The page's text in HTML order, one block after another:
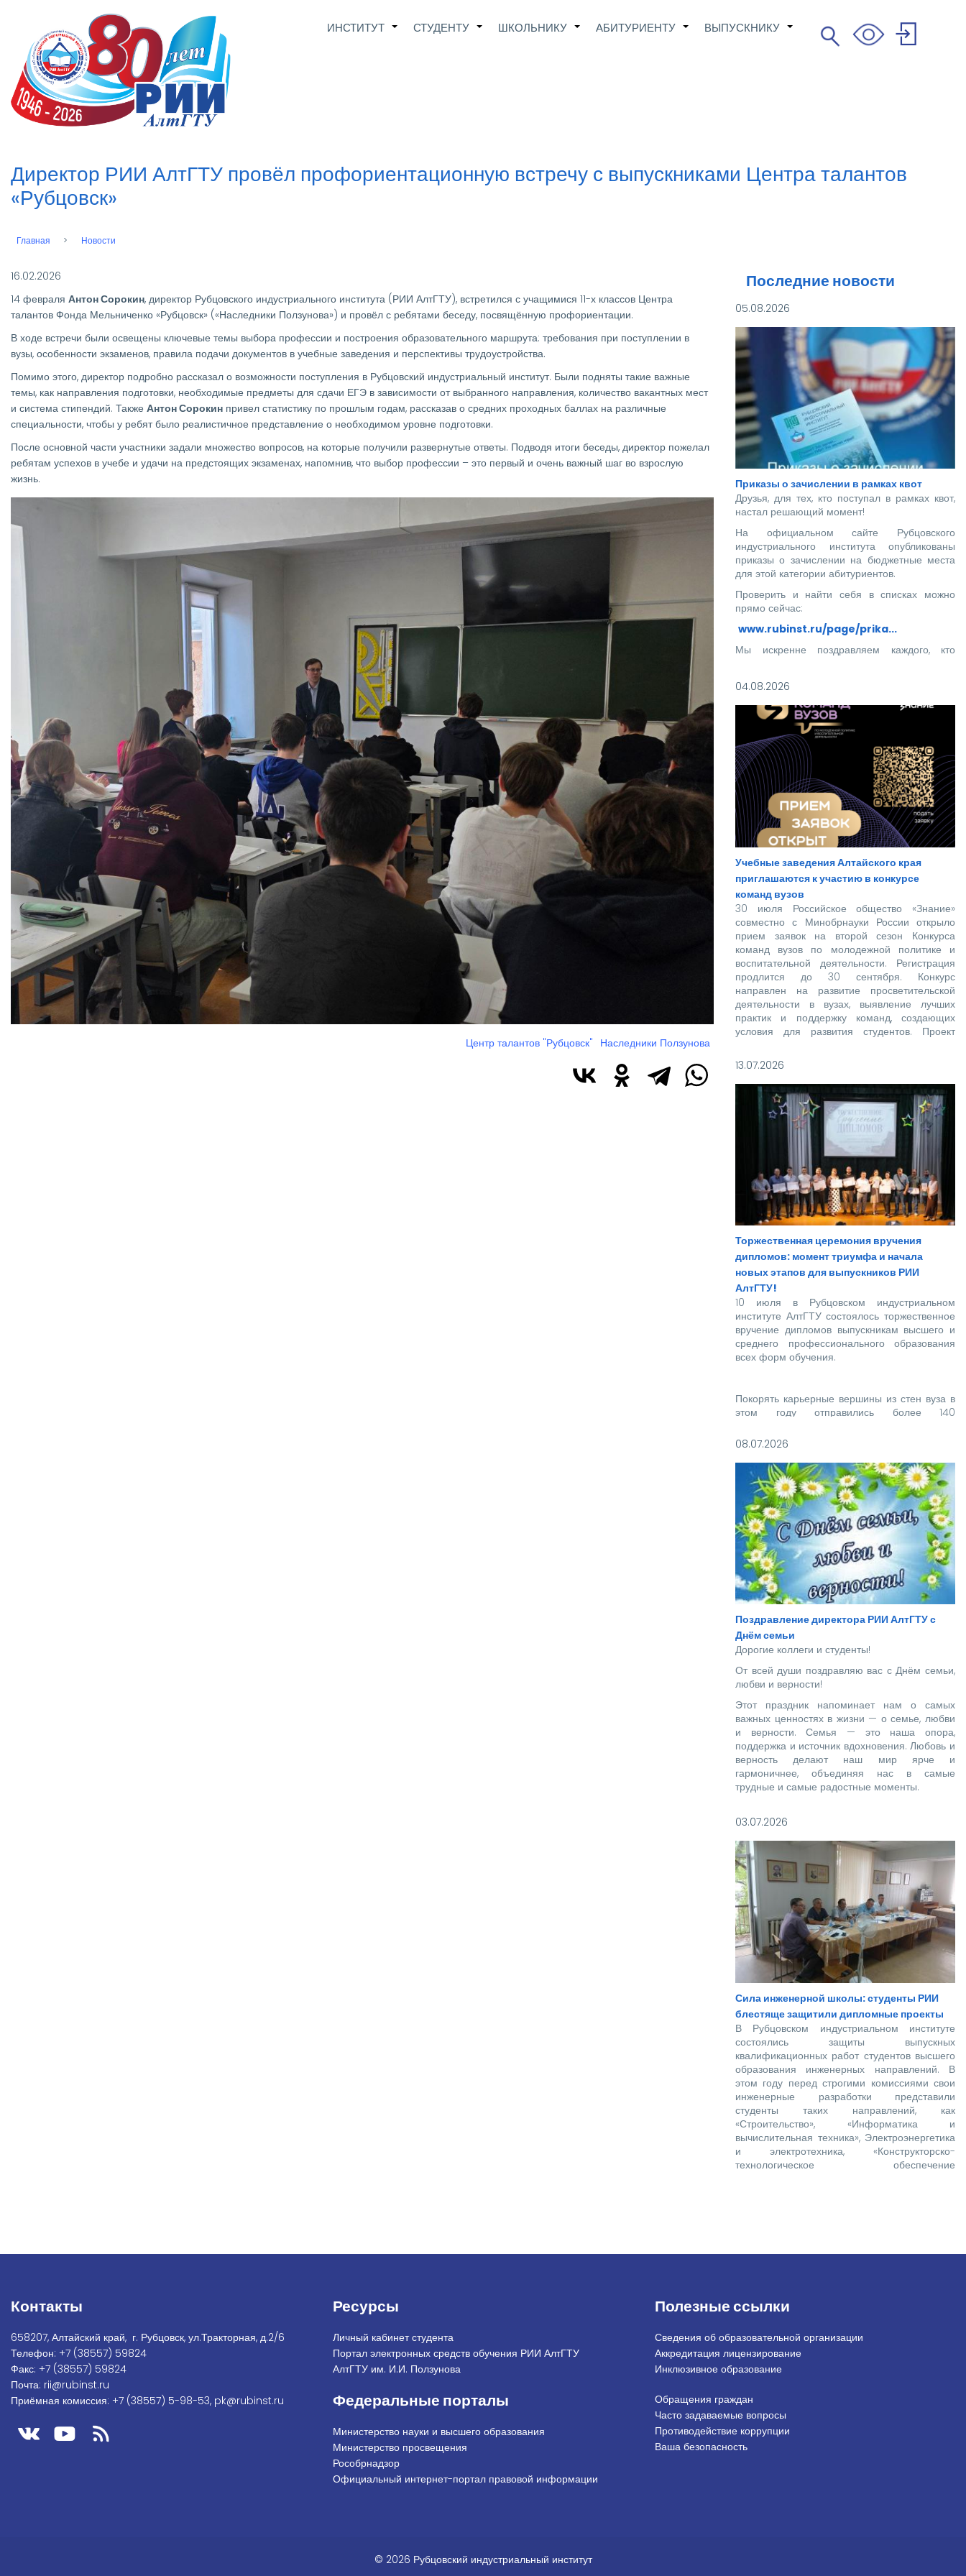
основному
содержанию
Main
+
ИНСТИТУТ +
СТУДЕНТУ +
ШКОЛЬНИКУ +
АБИТУРИЕНТУ +
ВЫПУСКНИКУ Search
Поиск
User
Директор РИИ АлтГТУ провёл профориентационную встречу с выпускниками Центра талантов
«Рубцовск»
Строка
Главная Новости
16.02.2026
14 февраля Антон Сорокин, директор Рубцовского индустриального института (РИИ АлтГТУ), встретился с учащимися 11-х классов Центра
талантов Фонда Мельниченко «Рубцовск» («Наследники Ползунова») и провёл с ребятами беседу, посвящённую профориентации.
В ходе встречи были освещены ключевые темы выбора профессии и построения образовательного маршрута: требования при поступлении в
вузы, особенности экзаменов, правила подачи документов в учебные заведения и перспективы трудоустройства.
Помимо этого, директор подробно рассказал о возможности поступления в Рубцовский индустриальный институт. Были подняты такие важные
темы, как направления подготовки, необходимые предметы для сдачи ЕГЭ в зависимости от выбранного направления, количество вакантных мест
и система стипендий. Также Антон Сорокин привел статистику по прошлым годам, рассказав о средних проходных баллах на различные
специальности, чтобы у ребят было реалистичное представление о необходимом уровне подготовки.
После основной части участники задали множество вопросов, на которые получили развернутые ответы. Подводя итоги беседы, директор пожелал
ребятам успехов в учебе и удачи на предстоящих экзаменах, напомнив, что выбор профессии – это первый и очень важный шаг во взрослую
жизнь.
Изображение
Центр талантов "Рубцовск" Наследники Ползунова
Последние новости
05.08.2026
Приказы о зачислении в рамках квот
Друзья, для тех, кто поступал в рамках квот,
настал решающий момент!
На официальном сайте Рубцовского
индустриального института опубликованы
приказы о зачислении на бюджетные места
для этой категории абитуриентов.
Проверить и найти себя в списках можно
прямо сейчас:
www.rubinst.ru/page/prika...
Мы искренне поздравляем каждого, кто
04.08.2026
Учебные заведения Алтайского края
приглашаются к участию в конкурсе
команд вузов
30 июля Российское общество «Знание»
совместно с Минобрнауки России открыло
прием заявок на второй сезон Конкурса
команд вузов по молодежной политике и
воспитательной деятельности. Регистрация
продлится до 30 сентября. Конкурс
направлен на развитие просветительской
деятельности в вузах, выявление лучших
практик и поддержку команд, создающих
условия для развития студентов. Проект
рамках национального проекта «Молодежь и
дети».
13.07.2026
Торжественная церемония вручения
дипломов: момент триумфа и начала
новых этапов для выпускников РИИ
АлтГТУ!
10 июля в Рубцовском индустриальном
институте АлтГТУ состоялось торжественное
вручение дипломов выпускникам высшего и
среднего профессионального образования
всех форм обучения.
Покорять карьерные вершины из стен вуза в
этом году отправились более 140
специалистов, которым предстоит стать
великой страны.
08.07.2026
Поздравление директора РИИ АлтГТУ с
Днём семьи
Дорогие коллеги и студенты!
От всей души поздравляю вас с Днём семьи,
любви и верности!
Этот праздник напоминает нам о самых
важных ценностях в жизни — о семье, любви
и верности. Семья — это наша опора,
поддержка и источник вдохновения. Любовь и
верность делают наш мир ярче и
гармоничнее, объединяя нас в самые
трудные и самые радостные моменты.
03.07.2026
Сила инженерной школы: студенты РИИ
блестяще защитили дипломные проекты
В Рубцовском индустриальном институте
состоялись защиты выпускных
квалификационных работ студентов высшего
образования инженерных направлений. В
этом году перед строгими комиссиями свои
инженерные разработки представили
студенты таких направлений, как
«Строительство», «Информатика и
вычислительная техника», Электроэнергетика
и электротехника, «Конструкторско-
технологическое обеспечение
Контакты
658207, Алтайский край, г. Рубцовск, ул.Тракторная, д.2/6
Телефон: +7 (38557) 59824
Факс: +7 (38557) 59824
Почта: rii@rubinst.ru
Приёмная комиссия: +7 (38557) 5-98-53, pk@rubinst.ru
Ресурсы
Личный кабинет студента
Портал электронных средств обучения РИИ АлтГТУ
АлтГТУ им. И.И. Ползунова
Федеральные порталы
Министерство науки и высшего образования
Министерство просвещения
Рособрнадзор
Официальный интернет-портал правовой информации
Полезные ссылки
Сведения об образовательной организации
Аккредитация лицензирование
Инклюзивное образование
Подвал_право
Обращения граждан
Часто задаваемые вопросы
Противодействие коррупции
Ваша безопасность
© 2026 Рубцовский индустриальный институт